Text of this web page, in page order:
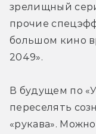
зрелищный
прочие
большом кино
2049».
В будущем по
переселять
«рукава».